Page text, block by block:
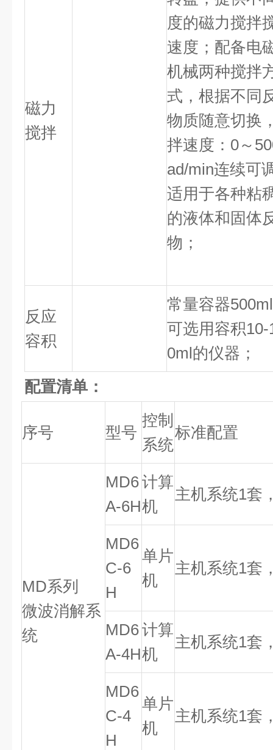
磁力
搅拌
度的磁力搅拌
速度；配备电
机械两种搅拌
式，根据不同
物质随意切换
拌速度： 0～
ad/min连续可
适用于各种粘
的液体和固体
物；
反应
容积
常量容器500ml
可选用容积10-
0ml的仪器；
配置清单：
序号 型号
控制
系统
标准配置
MD系列
微波消解系
统
MD6
A-6H
计算
机
主机系统1套
MD6
C-6
H
单片
机
主机系统1套
MD6
A-4H
计算
机
主机系统1套
MD6
C-4
H
单片
机
主机系统1套